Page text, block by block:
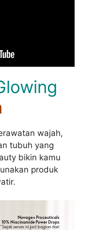
wajah,
tubuh yang
bikin kamu
produk